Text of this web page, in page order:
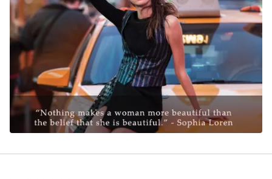
VTV Sức khoẻ Bất động sản
Thị trường 24h Tấm lòng Việt
VTV4 Vươn mình bằng AI
VTV9 VTV8
Liên hệ tòa soạn English